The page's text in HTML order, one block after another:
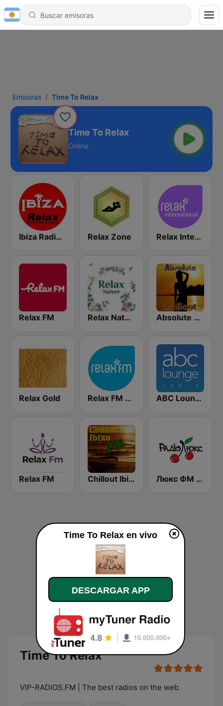
Emisoras Time To Relax
Time To Relax
Online
Ibiza Radios - Relax Relax Zone Relax International
Relax FM Relax Nature Absolute Chillout
Relax Gold Relax FM Estonia ABC Lounge Jazz
Relax FM Chillout Ibiza FM Люкс ФМ Україна - Lux FM Ukraine
Time To Relax
VIP-RADIOS.FM | The best radios on the web
Time To Relax en vivo
DESCARGAR APP